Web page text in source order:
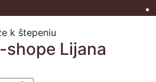
k štepeniu
Lijana